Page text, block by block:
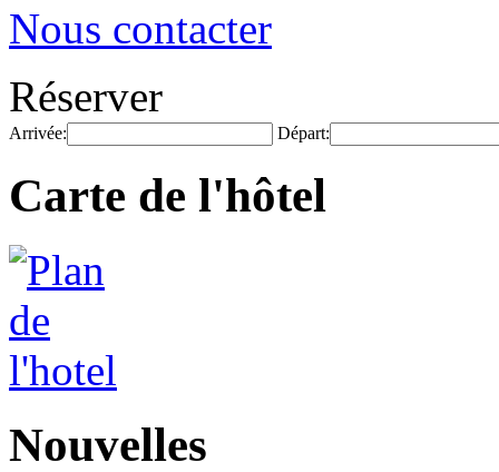
Nous contacter
Réserver
Arrivée: Départ:
Carte de l'hôtel
Nouvelles